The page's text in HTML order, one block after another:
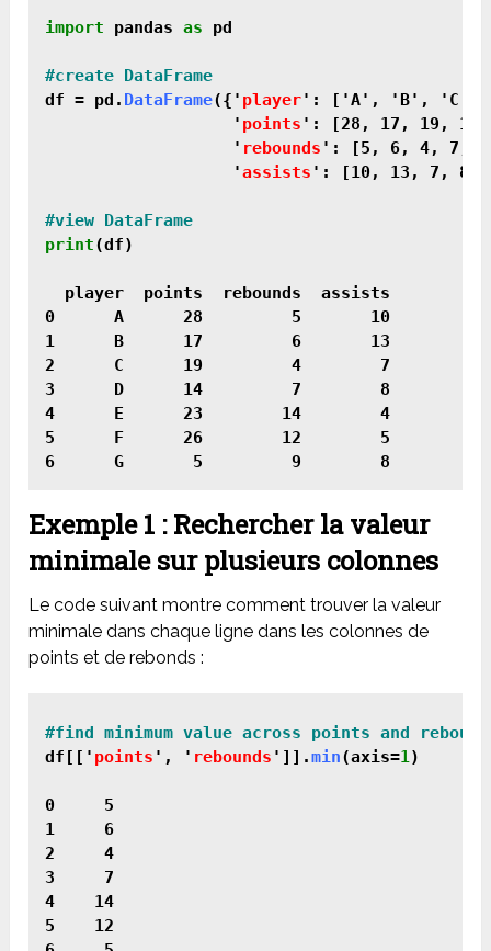
import pandas as pd
df = pd. DataFrame({' player': ['A', 'B', 'C',
                   '
points ': [28, 17, 19,
                   '
rebounds ': [5, 6, 4, 7,
                   '
assists ': [10, 13, 7, 8,
print(df)
  player  points  rebounds  assists
0      A      28         5       10
1      B      17         6       13
2      C      19         4        7
3      D      14         7        8
4      E      23        14        4
5      F      26        12        5
6      G       5         9        8
Exemple 1 : Rechercher la valeur
minimale sur plusieurs colonnes
Le code suivant montre comment trouver la valeur
minimale dans chaque ligne dans les colonnes de
points et de rebonds :
df[[' points ', ' rebounds ']].min(axis=1)
0     5
1     6
2     4
3     7
4    14
5    12